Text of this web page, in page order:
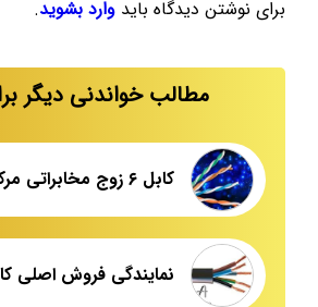
برای نوشتن دیدگاه باید وارد بشوید.
مطالب خواندنی دیگر
کابل ۶ زوج مخابراتی مرکز فروش عمده